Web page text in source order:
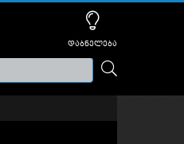
დაბნელება